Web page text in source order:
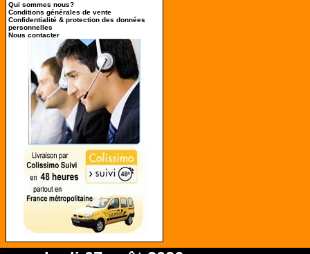
Qui sommes nous?
Conditions générales de vente
Confidentialité & protection des données
personnelles
Nous contacter